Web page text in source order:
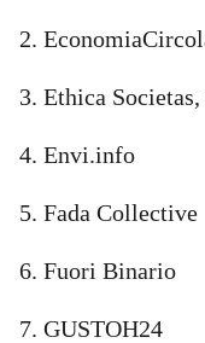
Ethica
Envi.info
Fada Collective
Fuori Binario
GUSTOH24